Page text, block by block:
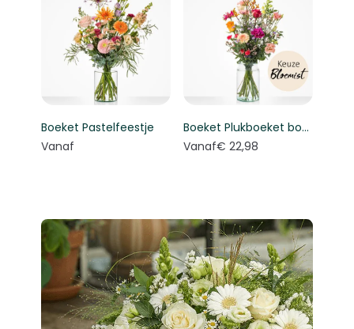
Boeket Pastelfeestje
Vanaf
Boeket Plukboeket bont - Keuze bloemist
Vanaf€ 22,98